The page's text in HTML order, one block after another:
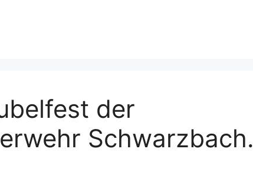
der
Schwarzbach.